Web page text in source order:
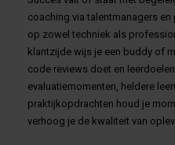
coaching via talentmanagers
op zowel techniek als
klantzijde wijs je een buddy of
code reviews doet en
evaluatiemomenten, heldere
praktijkopdrachten houd je
verhoog je de kwaliteit van